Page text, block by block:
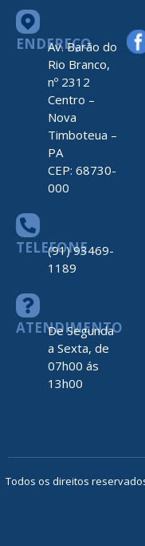
ENDEREÇO
Av. Barão do
Rio Branco,
nº 2312
Centro –
Nova
Timboteua –
PA
CEP: 68730-
000
TELEFONE
(91) 93469-
1189
ATENDIMENTO
De Segunda
a Sexta, de
07h00 ás
13h00
Todos os direitos